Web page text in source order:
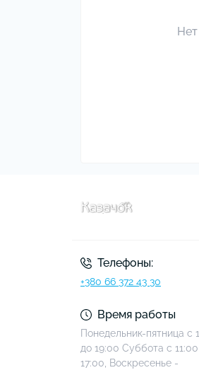
Телефоны:
+380 66 372 43 30
Время работы
Понедельник-пятница с
до 19:00 Суббота с
17:00, Воскресенье -